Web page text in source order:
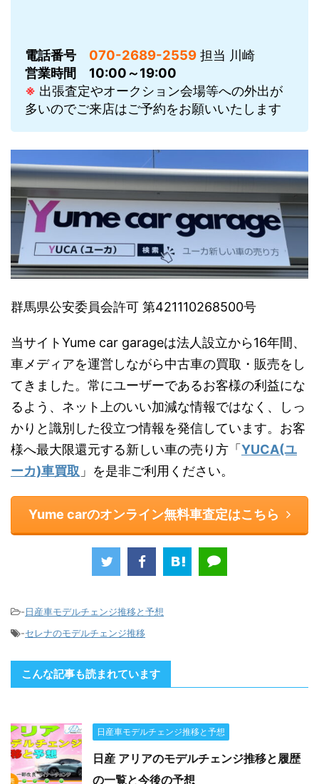
電話番号 070-2689-2559 担当 川崎
営業時間
10:00～19:00
※ 出張査定やオークション会場等への外出が
多いのでご来店はご予約をお願いいたします
群馬県公安委員会許可 第421110268500号
当サイトYume car garageは法人設立から16年間、
車メディアを運営しながら中古車の買取・販売をし
てきました。常にユーザーであるお客様の利益にな
るよう、ネット上のいい加減な情報ではなく、しっ
かりと識別した役立つ情報を発信しています。お客
様へ最大限還元する新しい車の売り方「 YUCA(ユ
ーカ)車買取 」を是非ご利用ください。
Yume carのオンライン無料車査定はこちら
-日産車モデルチェンジ推移と予想
-セレナのモデルチェンジ推移
こんな記事も読まれています
日産車モデルチェンジ推移と予想
日産 アリアのモデルチェンジ推移と履歴
の一覧と今後の予想